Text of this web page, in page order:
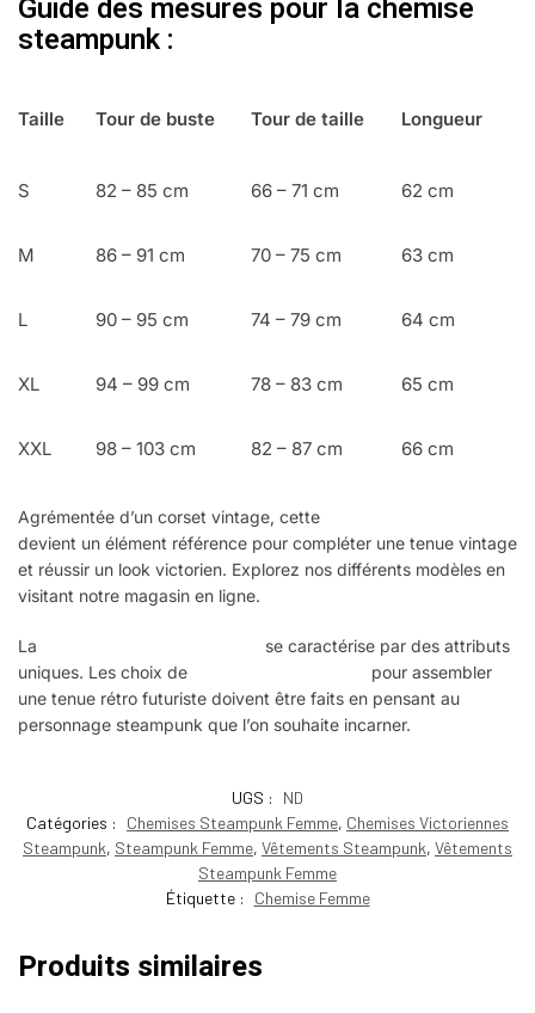
Guide des mesures pour la chemise
steampunk :
Taille Tour de buste Tour de taille Longueur
S 82 – 85 cm 66 – 71 cm 62 cm
M 86 – 91 cm 70 – 75 cm 63 cm
L 90 – 95 cm 74 – 79 cm 64 cm
XL 94 – 99 cm 78 – 83 cm 65 cm
XXL 98 – 103 cm 82 – 87 cm 66 cm
Agrémentée d’un corset vintage, cette
devient un élément référence pour compléter une tenue vintage
et réussir un look victorien. Explorez nos différents modèles en
visitant notre magasin en ligne.
La
se caractérise par des attributs
uniques. Les choix de
pour assembler
une tenue rétro futuriste doivent être faits en pensant au
personnage steampunk que l’on souhaite incarner.
UGS :
ND
Catégories :
Chemises Steampunk Femme, Chemises Victoriennes
Steampunk, Steampunk Femme, Vêtements Steampunk, Vêtements
Steampunk Femme
Étiquette :
Chemise Femme
Produits similaires